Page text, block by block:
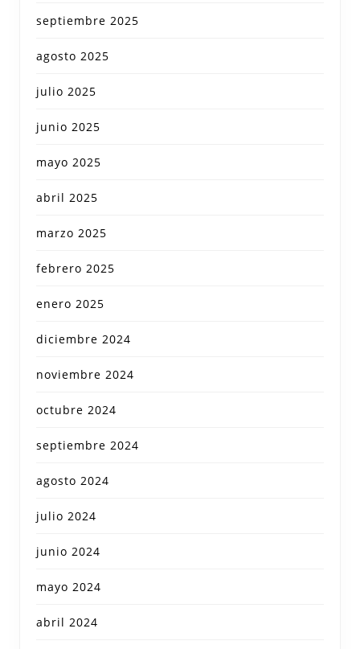
septiembre 2025
agosto 2025
julio 2025
junio 2025
mayo 2025
abril 2025
marzo 2025
febrero 2025
enero 2025
diciembre 2024
noviembre 2024
octubre 2024
septiembre 2024
agosto 2024
julio 2024
junio 2024
mayo 2024
abril 2024